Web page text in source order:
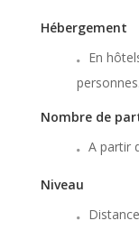
Hébergement
En
personnes.
Nombre de
A partir
Niveau